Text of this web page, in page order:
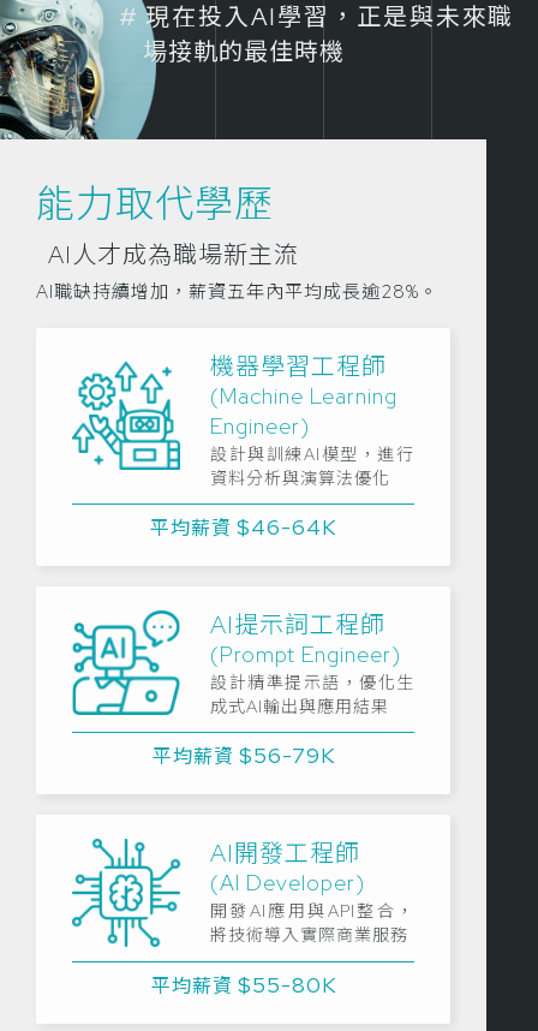
現在投入AI學習，正是與未來職
場接軌的最佳時機
能力取代學歷
AI人才成為職場新主流
AI職缺持續增加，薪資五年內平均成長逾28%。
機器學習工程師
(Machine Learning
Engineer)
設計與訓練AI模型，進行
資料分析與演算法優化
平均薪資 $46-64K
AI提示詞工程師
(Prompt Engineer)
設計精準提示語，優化生
成式AI輸出與應用結果
平均薪資 $56-79K
AI開發工程師
(AI Developer)
開發AI應用與API整合，
將技術導入實際商業服務
平均薪資 $55-80K